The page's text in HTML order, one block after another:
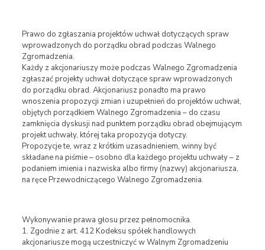
Prawo do zgłaszania projektów uchwał dotyczących spraw
wprowadzonych do porządku obrad podczas Walnego
Zgromadzenia.
Każdy z akcjonariuszy może podczas Walnego Zgromadzenia
zgłaszać projekty uchwał dotyczące spraw wprowadzonych
do porządku obrad. Akcjonariusz ponadto ma prawo
wnoszenia propozycji zmian i uzupełnień do projektów uchwał,
objętych porządkiem Walnego Zgromadzenia – do czasu
zamknięcia dyskusji nad punktem porządku obrad obejmującym
projekt uchwały, której taka propozycja dotyczy.
Propozycje te, wraz z krótkim uzasadnieniem, winny być
składane na piśmie – osobno dla każdego projektu uchwały – z
podaniem imienia i nazwiska albo firmy (nazwy) akcjonariusza,
na ręce Przewodniczącego Walnego Zgromadzenia.
Wykonywanie prawa głosu przez pełnomocnika.
1. Zgodnie z art. 412 Kodeksu spółek handlowych
akcjonariusze mogą uczestniczyć w Walnym Zgromadzeniu